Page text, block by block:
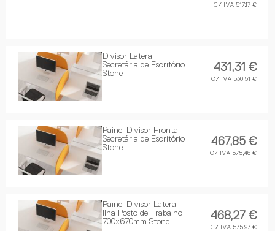
C/ IVA 517,17 €
Divisor Lateral
Secretária de Escritório
Stone
431,31 €
C/ IVA 530,51 €
Painel Divisor Frontal
Secretária de Escritório
Stone
467,85 €
C/ IVA 575,46 €
Painel Divisor Lateral
Ilha Posto de Trabalho
700x670mm Stone
468,27 €
C/ IVA 575,97 €